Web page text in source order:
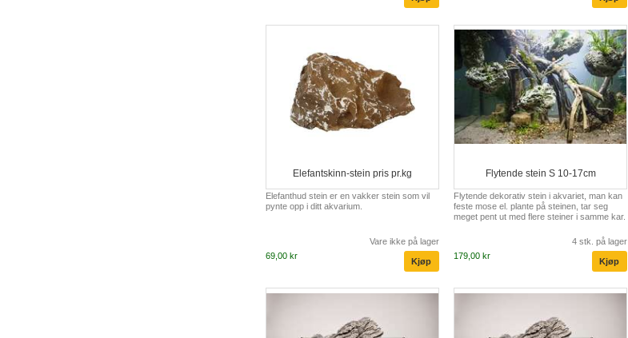
Elefantskinn-stein pris pr.kg
Elefanthud stein er en vakker stein som vil
pynte opp i ditt akvarium.
Vare ikke på lager
69,00 kr
Flytende stein S 10-17cm
Flytende dekorativ stein i akvariet, man kan
feste mose el. plante på steinen, tar seg
meget pent ut med flere steiner i samme kar.
4 stk. på lager
179,00 kr